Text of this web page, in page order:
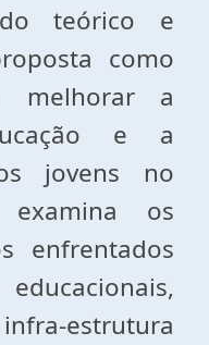
teórico e
como
melhorar a
e a
jovens no
os
enfrentados
estrutura